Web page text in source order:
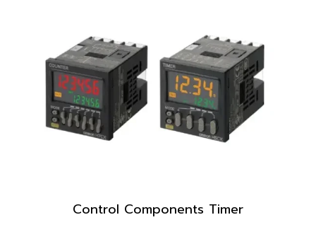
Control Components Timer